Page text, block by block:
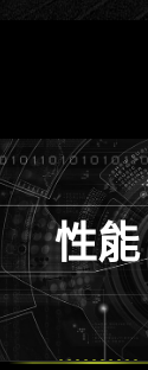
性能